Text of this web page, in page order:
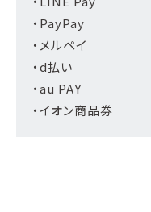
・PayPay
・メルペイ
・d払い
・au PAY
・イオン商品券